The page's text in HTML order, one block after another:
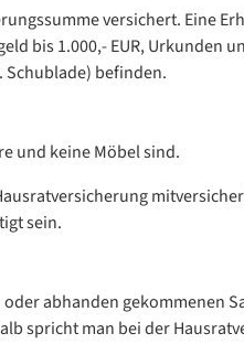
versichert. Eine
bis 1.000,- EUR, Urkunden
Schublade) befinden.
und keine Möbel sind.
sein.
abhanden gekommenen
spricht man bei der